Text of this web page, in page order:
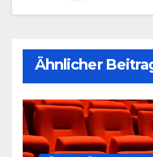
Ähnlicher